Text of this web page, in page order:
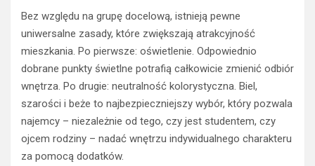
Bez względu na grupę docelową, istnieją pewne
uniwersalne zasady, które zwiększają atrakcyjność
mieszkania. Po pierwsze: oświetlenie. Odpowiednio
dobrane punkty świetlne potrafią całkowicie zmienić odbiór
wnętrza. Po drugie: neutralność kolorystyczna. Biel,
szarości i beże to najbezpieczniejszy wybór, który pozwala
najemcy – niezależnie od tego, czy jest studentem, czy
ojcem rodziny – nadać wnętrzu indywidualnego charakteru
za pomocą dodatków.